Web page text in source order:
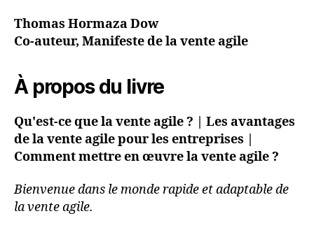
Thomas Hormaza Dow
Co-auteur, Manifeste de la vente agile
À propos du livre
Qu'est-ce que la vente agile ? | Les avantages
de la vente agile pour les entreprises |
Comment mettre en œuvre la vente agile ?
Bienvenue dans le monde rapide et adaptable de
la vente agile.